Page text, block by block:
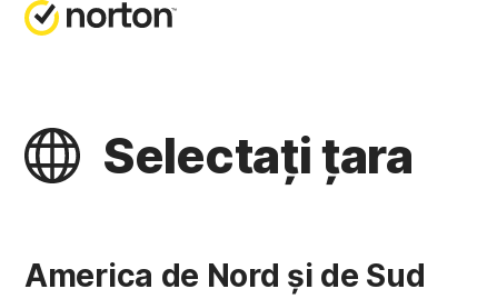
Selectați țara
America de Nord și de Sud